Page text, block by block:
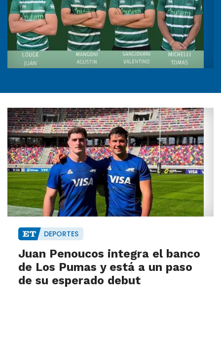
DEPORTES
Juan Penoucos integra el banco
de Los Pumas y está a un paso
de su esperado debut